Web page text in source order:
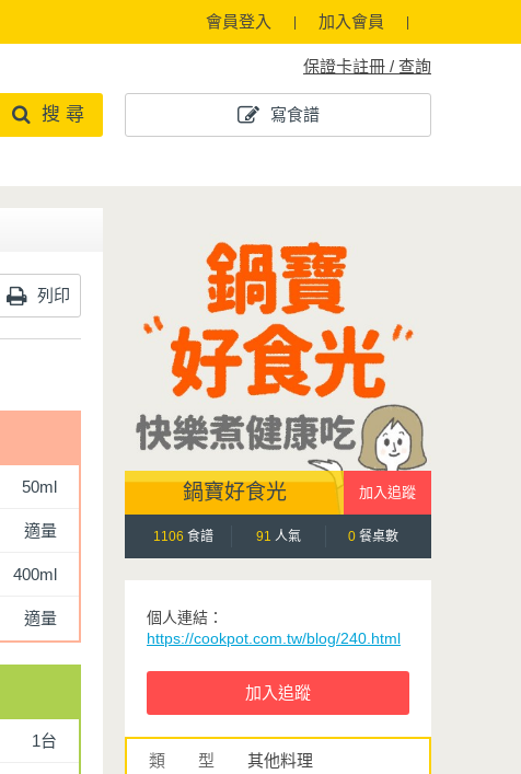
會員登入 加入會員
保證卡註冊 / 查詢
寫食譜
搜 尋
列印
50ml
適量
400ml
適量
1台
鍋寶好食光
1106 食譜 91 人氣 0 餐桌數
個人連結：
https://cookpot.com.tw/blog/240.html
類 型 其他料理